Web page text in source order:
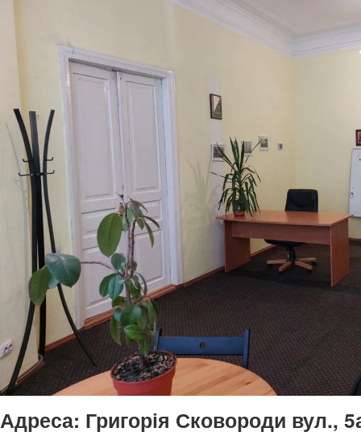
Адреса: Григорія Сковороди вул.,